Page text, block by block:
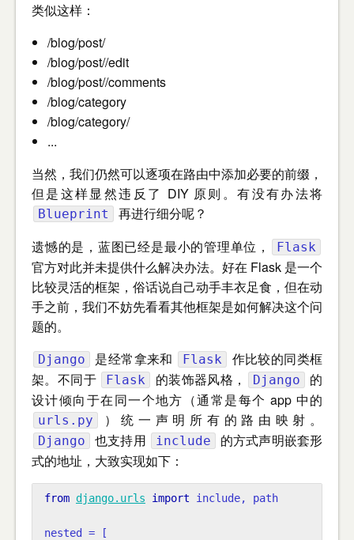
类似这样：
/blog/post/
/blog/post//edit
/blog/post//comments
/blog/category
/blog/category/
...
当然，我们仍然可以逐项在路由中添加必要的前缀，
但是这样显然违反了 DIY 原则。有没有办法将
Blueprint
再进行细分呢？
遗憾的是，蓝图已经是最小的管理单位，
Flask
官方对此并未提供什么解决办法。好在 Flask 是一个
比较灵活的框架，俗话说自己动手丰衣足食，但在动
手之前，我们不妨先看看其他框架是如何解决这个问
题的。
Django 是经常拿来和 Flask
作比较的同类框
架。不同于
Flask 的装饰器风格， Django
的
设计倾向于在同一个地方（通常是每个 app 中的
urls.py ）统一声明所有的路由映射。
Django 也支持用 include
的方式声明嵌套形
式的地址，大致实现如下：
from django.urls import include, path
nested =
[